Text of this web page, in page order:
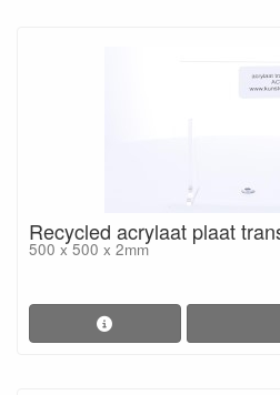
Recycled acrylaat plaat
500 x 500 x 2mm